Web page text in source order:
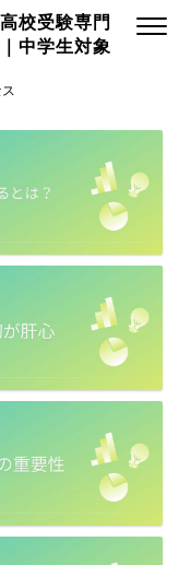
校受験専門
中学生対象